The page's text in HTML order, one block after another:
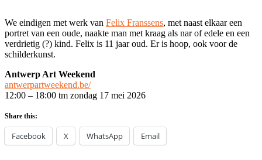
We eindigen met werk van Felix Franssens, met naast elkaar een
portret van een oude, naakte man met kraag als nar of edele en een
verdrietig (?) kind. Felix is 11 jaar oud. Er is hoop, ook voor de
schilderkunst.
Antwerp Art Weekend
antwerpartweekend.be/
12:00 – 18:00 tm zondag 17 mei 2026
Share this:
Facebook X WhatsApp Email